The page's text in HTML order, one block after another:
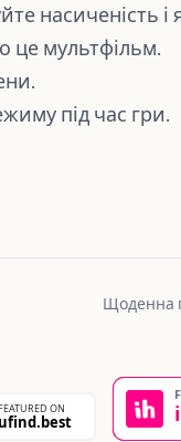
насиченість і
це мультфільм.
під час гри.
Щоденна